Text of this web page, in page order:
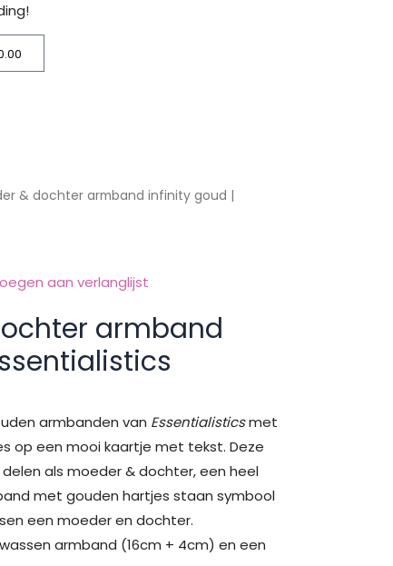
Winkelwagen
& dochter armband infinity goud |
aan verlanglijst
armband
armbanden van Essentialisticsmet
op een mooi kaartje met tekst. Deze
als moeder & dochter, een heel
met gouden hartjes staan symbool
een moeder en dochter.
armband (16cm + 4cm) en een